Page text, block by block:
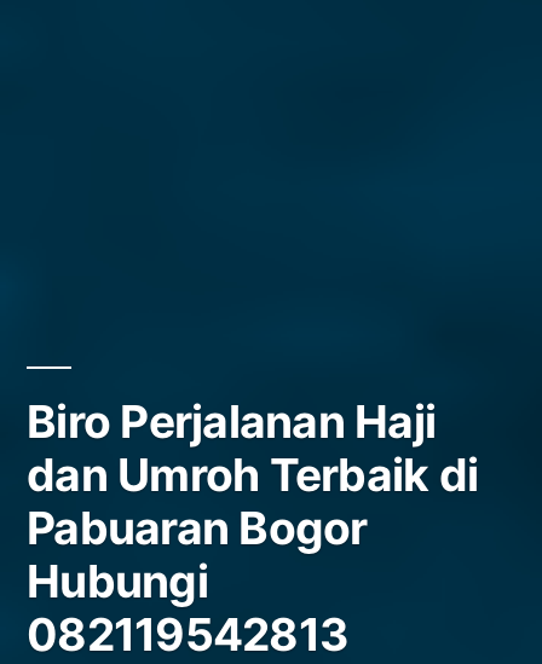
Biro Perjalanan Haji
dan Umroh Terbaik di
Pabuaran Bogor
Hubungi
082119542813